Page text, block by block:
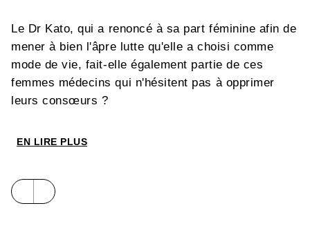
Le Dr Kato, qui a renoncé à sa part féminine afin de
mener à bien l'âpre lutte qu'elle a choisi comme
mode de vie, fait-elle également partie de ces
femmes médecins qui n'hésitent pas à opprimer
leurs consœurs ?
EN LIRE PLUS